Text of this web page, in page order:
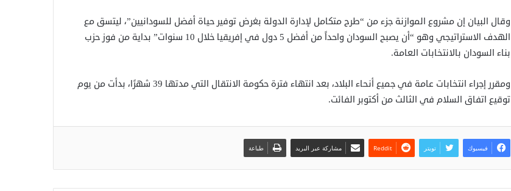
وقال البيان إن مشروع الموازنة جزء من “طرح متكامل لإدارة الدولة بغرض توفير حياة أفضل للسودانيين”، ليتسق مع
الهدف الاستراتيجي وهو “أن يصبح السودان واحداً من أفضل 5 دول في إفريقيا خلال 10 سنوات” بداية من فوز حزب
بناء السودان بالانتخابات العامة.
ومقرر إجراء انتخابات عامة في جميع أنحاء البلاد، بعد انتهاء فترة حكومة الانتقال التي مدتها 39 شهرًا، بدأت من يوم
توقيع اتفاق السلام في الثالث من أكتوبر الفائت.
فيسبوك تويتر مشاركة عبر البريد طباعة